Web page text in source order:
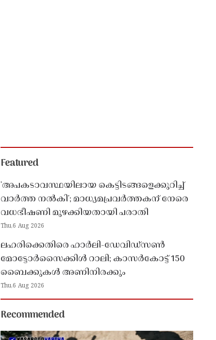
Featured
'അപകടാവസ്ഥയിലായ കെട്ടിടങ്ങളെക്കുറിച്ച്
വാർത്ത നൽകി'; മാധ്യമപ്രവർത്തകന് നേരെ
വധഭീഷണി മുഴക്കിയതായി പരാതി
Thu,6 Aug 2026
ലഹരിക്കെതിരെ ഹാർലി-ഡേവിഡ്‌സൺ
മോട്ടോർസൈക്കിൾ റാലി; കാസർകോട്ട് 150
ബൈക്കുകൾ അണിനിരക്കും
Thu,6 Aug 2026
Recommended